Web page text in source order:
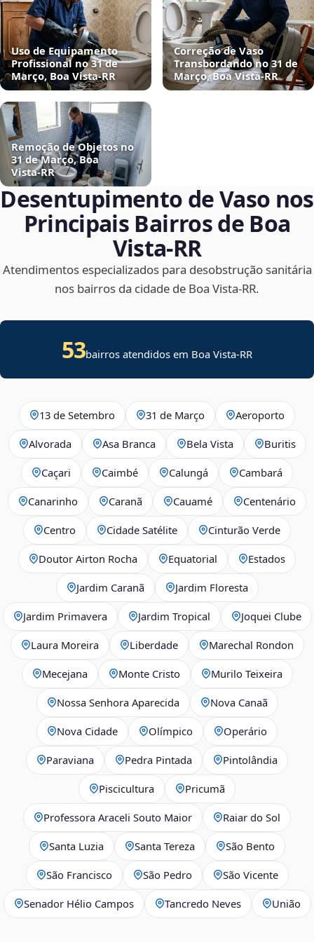
Uso de Equipamento
Profissional no 31 de
Março, Boa Vista‑RR
Correção de Vaso
Transbordando no 31 de
Março, Boa Vista‑RR
Remoção de Objetos no
31 de Março, Boa
Vista‑RR
Desentupimento de Vaso nos
Principais Bairros de Boa
Vista‑RR
Atendimentos especializados para desobstrução sanitária
nos bairros da cidade de Boa Vista‑RR.
53bairros atendidos em Boa Vista-RR
13 de Setembro 31 de Março Aeroporto
Alvorada Asa Branca Bela Vista Buritis
Caçari Caimbé Calungá Cambará
Canarinho Caranã Cauamé Centenário
Centro Cidade Satélite Cinturão Verde
Doutor Airton Rocha Equatorial Estados
Jardim Caranã Jardim Floresta
Jardim Primavera Jardim Tropical Joquei Clube
Laura Moreira Liberdade Marechal Rondon
Mecejana Monte Cristo Murilo Teixeira
Nossa Senhora Aparecida Nova Canaã
Nova Cidade Olímpico Operário
Paraviana Pedra Pintada Pintolândia
Piscicultura Pricumã
Professora Araceli Souto Maior Raiar do Sol
Santa Luzia Santa Tereza São Bento
São Francisco São Pedro São Vicente
Senador Hélio Campos Tancredo Neves União